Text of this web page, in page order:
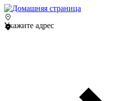
Укажите адрес